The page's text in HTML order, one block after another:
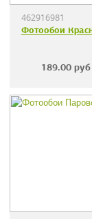
462916981
Фотообои
189.00 руб